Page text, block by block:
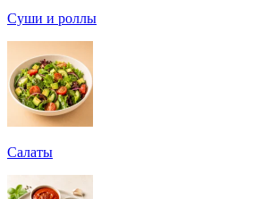
Суши и роллы
Салаты